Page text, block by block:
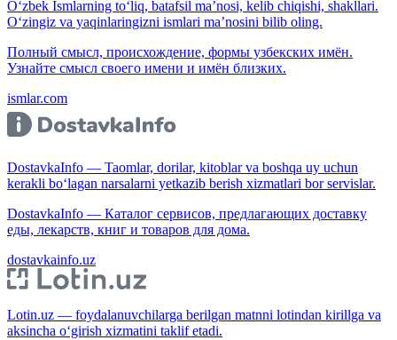
O‘zbek Ismlarning to‘liq, batafsil ma’nosi, kelib chiqishi, shakllari.
O‘zingiz va yaqinlaringizni ismlari ma’nosini bilib oling.
Полный смысл, происхождение, формы узбекских имён.
Узнайте смысл своего имени и имён близких.
ismlar.com
DostavkaInfo — Taomlar, dorilar, kitoblar va boshqa uy uchun
kerakli bo‘lagan narsalarni yetkazib berish xizmatlari bor servislar.
DostavkaInfo — Каталог сервисов, предлагающих доставку
еды, лекарств, книг и товаров для дома.
dostavkainfo.uz
Lotin.uz — foydalanuvchilarga berilgan matnni lotindan kirillga va
aksincha o‘girish xizmatini taklif etadi.